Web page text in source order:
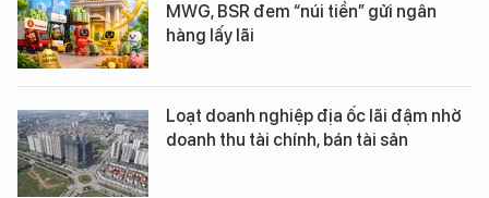
MWG, BSR đem “núi tiền” gửi ngân
hàng lấy lãi
Loạt doanh nghiệp địa ốc lãi đậm nhờ
doanh thu tài chính, bán tài sản